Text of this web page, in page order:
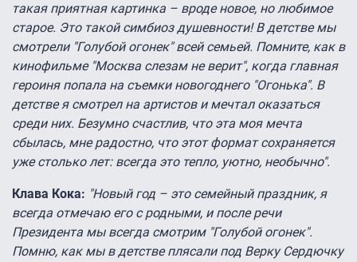
такая приятная картинка – вроде новое, но любимое
старое. Это такой симбиоз душевности! В детстве мы
смотрели "Голубой огонек" всей семьей. Помните, как в
кинофильме "Москва слезам не верит", когда главная
героиня попала на съемки новогоднего "Огонька". В
детстве я смотрел на артистов и мечтал оказаться
среди них. Безумно счастлив, что эта моя мечта
сбылась, мне радостно, что этот формат сохраняется
уже столько лет: всегда это тепло, уютно, необычно".
Клава Кока: "Новый год – это семейный праздник, я
всегда отмечаю его с родными, и после речи
Президента мы всегда смотрим "Голубой огонек".
Помню, как мы в детстве плясали под Верку Сердючку